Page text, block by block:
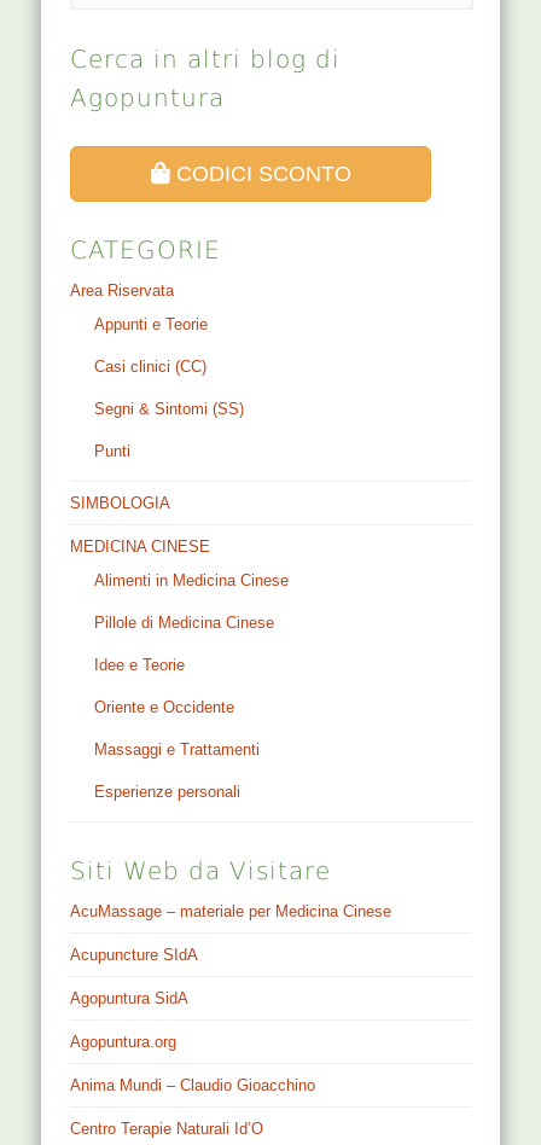
Cerca in altri blog di
Agopuntura
CODICI SCONTO
CATEGORIE
Area Riservata
Appunti e Teorie
Casi clinici (CC)
Segni & Sintomi (SS)
Punti
SIMBOLOGIA
MEDICINA CINESE
Alimenti in Medicina Cinese
Pillole di Medicina Cinese
Idee e Teorie
Oriente e Occidente
Massaggi e Trattamenti
Esperienze personali
Siti Web da Visitare
AcuMassage – materiale per Medicina Cinese
Acupuncture SIdA
Agopuntura SidA
Agopuntura.org
Anima Mundi – Claudio Gioacchino
Centro Terapie Naturali Id’O